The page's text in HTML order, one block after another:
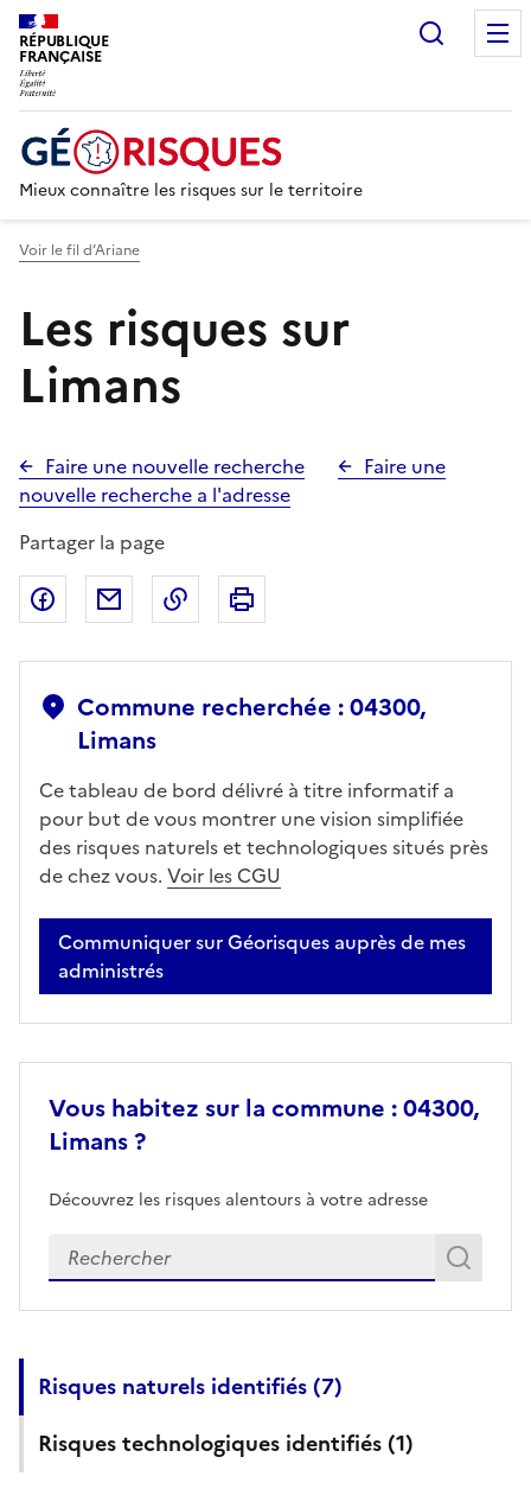
RÉPUBLIQUE
FRANÇAISE
Mieux connaître les risques sur le territoire
Voir le fil d’Ariane
Les risques sur
Limans
Faire une nouvelle recherche
Faire une
nouvelle recherche a l'adresse
Partager la page
Partager sur Facebook
Partager par emailCopier dans le presse-papier
Commune recherchée : 04300,
Limans
Ce tableau de bord délivré à titre informatif a
pour but de vous montrer une vision simplifiée
des risques naturels et technologiques situés près
de chez vous. Voir les CGU
Communiquer sur Géorisques auprès de mes
administrés
Vous habitez sur la commune : 04300,
Limans ?
Découvrez les risques alentours à votre adresse
Veuillez renseigner votre adresse exacte
Risques naturels identifiés (7)
Risques technologiques identifiés (1)